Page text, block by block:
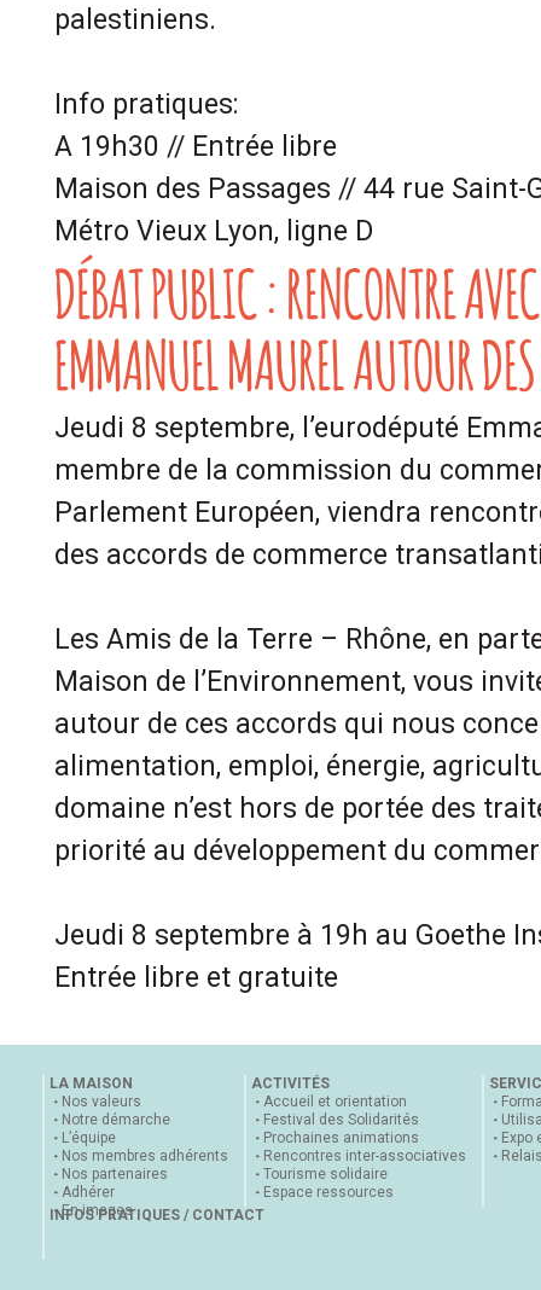
palestiniens.
Info pratiques:
A 19h30 // Entrée libre
Maison des Passages // 44 rue Saint-
Métro Vieux Lyon, ligne D
DÉBAT PUBLIC : RENCONTRE
EMMANUEL MAUREL AUTOUR
Jeudi 8 septembre, l’eurodéputé
membre de la commission du
Parlement Européen, viendra
des accords de commerce
Les Amis de la Terre – Rhône, en
Maison de l’Environnement, vous
autour de ces accords qui nous
alimentation, emploi, énergie,
domaine n’est hors de portée des
priorité au développement du
Jeudi 8 septembre à 19h au Goethe
Entrée libre et gratuite
LA MAISON
Nos valeurs
Notre démarche
L’équipe
Nos membres adhérents
Nos partenaires
Adhérer
En images
ACTIVITÉS
Accueil et orientation
Festival des Solidarités
Prochaines animations
Rencontres inter-associatives
Tourisme solidaire
Espace ressources
Expo
INFOS PRATIQUES / CONTACT